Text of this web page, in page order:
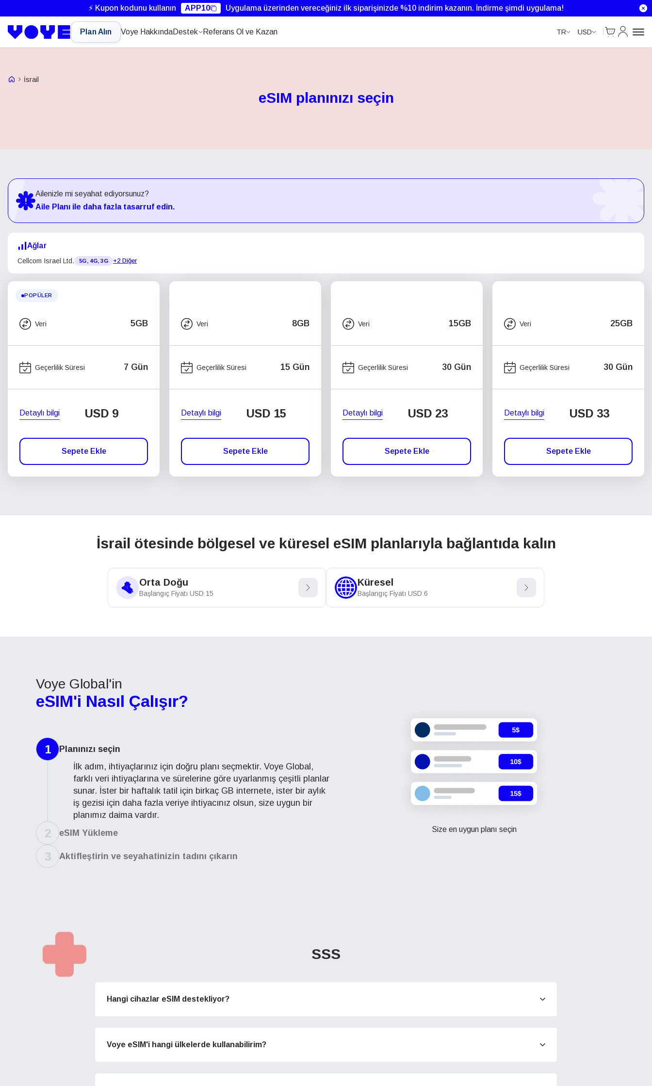
⚡ Kupon kodunu kullanın APP10 Uygulama üzerinden vereceğiniz ilk siparişinizde %10 indirim kazanın. İndirme şimdi uygulama!
Plan Alın Voye HakkındaDestek Referans Ol ve Kazan TR USD
Cart
Hesabım
Voye Homepage
İsrail
eSIM planınızı seçin
Ailenizle mi seyahat ediyorsunuz?
Aile Planı ile daha fazla tasarruf edin.
Ağlar
Cellcom Israel Ltd. 5G, 4G, 3G +2 Diğer
POPÜLER
Veri 5GB
Geçerlilik Süresi 7 Gün
Detaylı bilgi USD 9
Sepete Ekle
Veri 8GB
Geçerlilik Süresi 15 Gün
Detaylı bilgi USD 15
Sepete Ekle
Veri 15GB
Geçerlilik Süresi 30 Gün
Detaylı bilgi USD 23
Sepete Ekle
Veri 25GB
Geçerlilik Süresi 30 Gün
Detaylı bilgi USD 33
Sepete Ekle
İsrail ötesinde bölgesel ve küresel eSIM planlarıyla bağlantıda kalın
Orta Doğu
Başlangıç Fiyatı USD 15
Küresel
Başlangıç Fiyatı USD 6
Voye Global'in
eSIM'i Nasıl Çalışır?
1
Planınızı seçin
İlk adım, ihtiyaçlarınız için doğru planı seçmektir. Voye Global,
farklı veri ihtiyaçlarına ve sürelerine göre uyarlanmış çeşitli planlar
sunar. İster bir haftalık tatil için birkaç GB internete, ister bir aylık
iş gezisi için daha fazla veriye ihtiyacınız olsun, size uygun bir
planımız daima vardır.
2 eSIM Yükleme
3 Aktifleştirin ve seyahatinizin tadını çıkarın
Size en uygun planı seçin
SSS
Hangi cihazlar eSIM destekliyor?
Voye eSIM'i hangi ülkelerde kullanabilirim?